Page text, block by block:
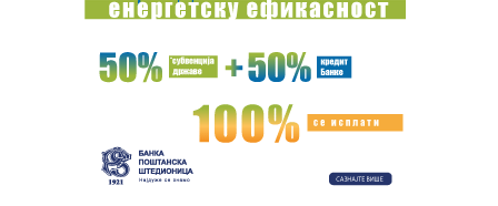
povređe...
21:56:Mega poražena na Mikonosu, ali je biser srpske košarke
zablista...
Drugo veče „Freshwave“ festivala spojilo nespojive
21:52:Visoke temperature dodatno opterećuju gume: Evo kada